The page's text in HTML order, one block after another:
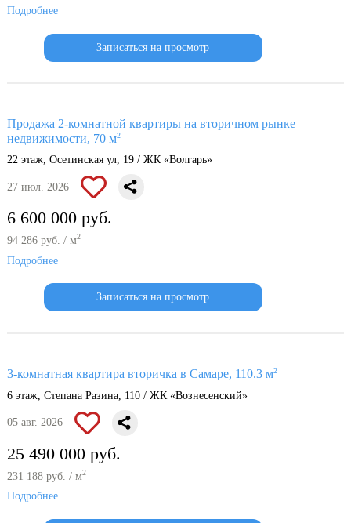
Подробнее
Записаться на просмотр
Продажа 2-комнатной квартиры на вторичном рынке
недвижимости, 70 м2
22 этаж, Осетинская ул, 19 / ЖК «Волгарь»
27 июл. 2026
6 600 000 руб.
94 286 руб. / м2
Подробнее
Записаться на просмотр
3-комнатная квартира вторичка в Самаре, 110.3 м2
6 этаж, Степана Разина, 110 / ЖК «Вознесенский»
05 авг. 2026
25 490 000 руб.
231 188 руб. / м2
Подробнее